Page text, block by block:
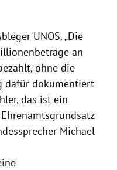
UNOS. „Die
an
ohne die
dafür dokumentiert
das ist ein
Michael